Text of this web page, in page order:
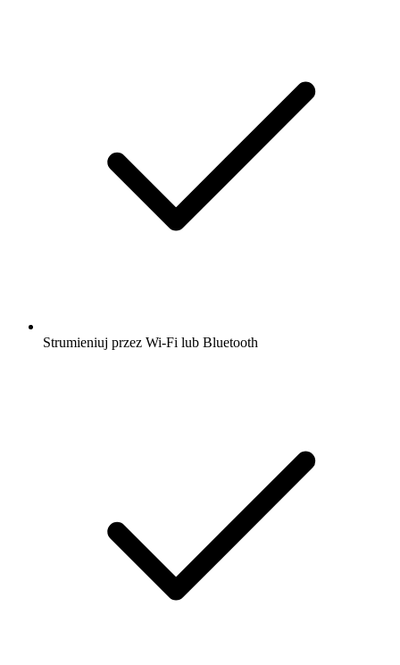
Strumieniuj przez Wi-Fi lub Bluetooth